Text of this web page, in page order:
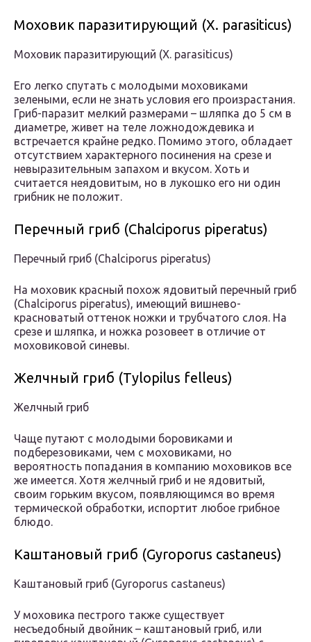
Моховик паразитирующий (X. parasiticus)
Моховик паразитирующий (X. parasiticus)
Его легко спутать с молодыми моховиками
зелеными, если не знать условия его произрастания.
Гриб-паразит мелкий размерами – шляпка до 5 см в
диаметре, живет на теле ложнодождевика и
встречается крайне редко. Помимо этого, обладает
отсутствием характерного посинения на срезе и
невыразительным запахом и вкусом. Хоть и
считается неядовитым, но в лукошко его ни один
грибник не положит.
Перечный гриб (Chalciporus piperatus)
Перечный гриб (Chalciporus piperatus)
На моховик красный похож ядовитый перечный гриб
(Chalciporus piperatus), имеющий вишнево-
красноватый оттенок ножки и трубчатого слоя. На
срезе и шляпка, и ножка розовеет в отличие от
моховиковой синевы.
Желчный гриб (Tylopilus felleus)
Желчный гриб
Чаще путают с молодыми боровиками и
подберезовиками, чем с моховиками, но
вероятность попадания в компанию моховиков все
же имеется. Хотя желчный гриб и не ядовитый,
своим горьким вкусом, появляющимся во время
термической обработки, испортит любое грибное
блюдо.
Каштановый гриб (Gyroporus castaneus)
Каштановый гриб (Gyroporus castaneus)
У моховика пестрого также существует
несъедобный двойник – каштановый гриб, или